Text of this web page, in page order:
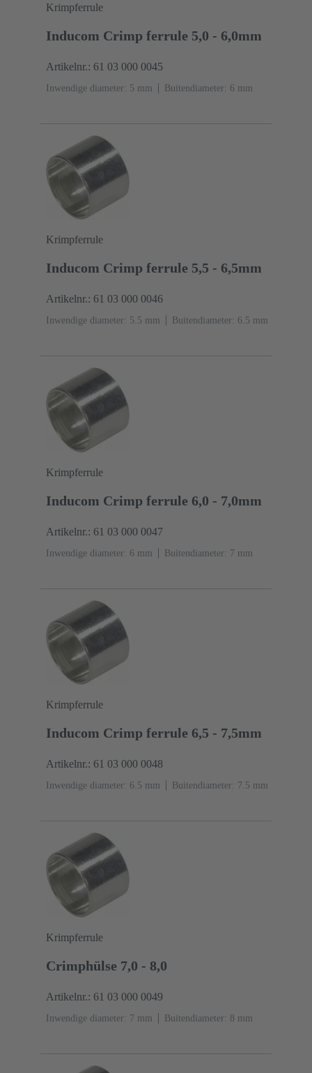
Krimpferrule
Inducom Crimp ferrule 5,0 - 6,0mm
Artikelnr.: 61 03 000 0045
Inwendige diameter: 5 mm Buitendiameter: ‌6 mm
Krimpferrule
Inducom Crimp ferrule 5,5 - 6,5mm
Artikelnr.: 61 03 000 0046
Inwendige diameter: 5.5 mm Buitendiameter: ‌6.5 mm
Krimpferrule
Inducom Crimp ferrule 6,0 - 7,0mm
Artikelnr.: 61 03 000 0047
Inwendige diameter: 6 mm Buitendiameter: ‌7 mm
Krimpferrule
Inducom Crimp ferrule 6,5 - 7,5mm
Artikelnr.: 61 03 000 0048
Inwendige diameter: 6.5 mm Buitendiameter: ‌7.5 mm
Krimpferrule
Crimphülse 7,0 - 8,0
Artikelnr.: 61 03 000 0049
Inwendige diameter: 7 mm Buitendiameter: ‌8 mm